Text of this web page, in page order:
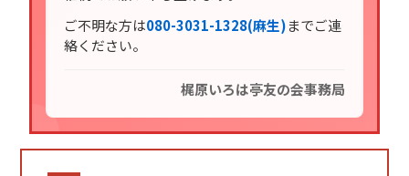
ご不明な方は080-3031-1328(麻生)までご連
絡ください。
梶原いろは亭友の会事務局